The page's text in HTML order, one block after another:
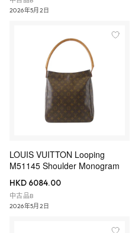
2026年5月2日
LOUIS VUITTON Looping
M51145 Shoulder Monogram
HKD 6084.00
中古品B
2026年5月2日